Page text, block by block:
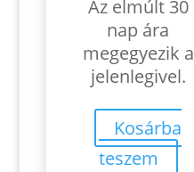
Az elmúlt 30
nap ára
megegyezik a
jelenlegivel.
Kosárba
teszem